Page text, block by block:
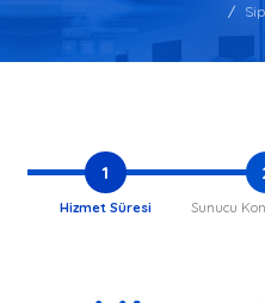
1
Hizmet Süresi Sunucu